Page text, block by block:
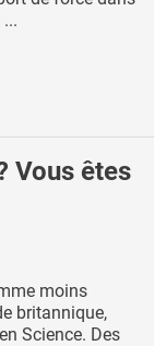
Vous êtes
moins
britannique,
Science. Des